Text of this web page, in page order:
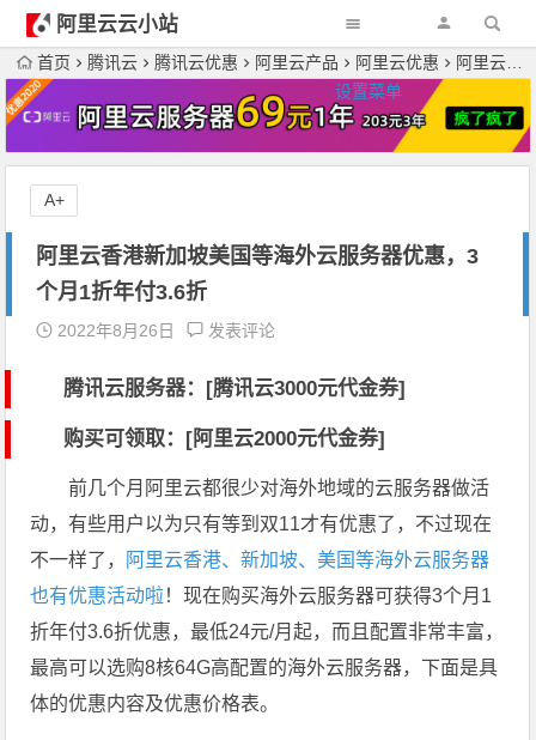
阿里云云小站
设置菜单
首页 腾讯云 腾讯云优惠 阿里云产品 阿里云优惠 阿里云香港新加坡美国等海外云服务器优惠，3个月1折年付3.6折
阿里云香港新加坡美国等海外云服务器优惠，3
个月1折年付3.6折
2022年8月26日 发表评论
腾讯云服务器：[腾讯云3000元代金券]
购买可领取：[阿里云2000元代金券]
前几个月阿里云都很少对海外地域的云服务器做活
动，有些用户以为只有等到双11才有优惠了，不过现在
不一样了，
阿里云香港、新加坡、美国等海外云服务器
也有优惠活动啦 ！现在购买海外云服务器可获得3个月1
折年付3.6折优惠，最低24元/月起，而且配置非常丰富，
最高可以选购8核64G高配置的海外云服务器，下面是具
体的优惠内容及优惠价格表。
A+